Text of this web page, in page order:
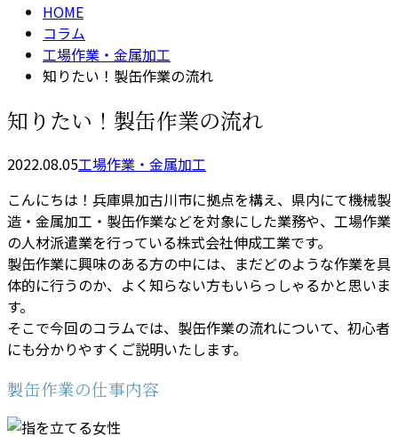
HOME
コラム
工場作業・金属加工
知りたい！製缶作業の流れ
知りたい！製缶作業の流れ
2022.08.05工場作業・金属加工
こんにちは！兵庫県加古川市に拠点を構え、県内にて機械製
造・金属加工・製缶作業などを対象にした業務や、工場作業
の人材派遣業を行っている株式会社伸成工業です。
製缶作業に興味のある方の中には、まだどのような作業を具
体的に行うのか、よく知らない方もいらっしゃるかと思いま
す。
そこで今回のコラムでは、製缶作業の流れについて、初心者
にも分かりやすくご説明いたします。
製缶作業の仕事内容